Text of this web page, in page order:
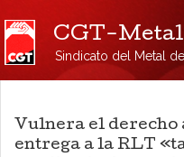
CGT-
Sindicato del Metal
Vulnera el
entrega a la RLT